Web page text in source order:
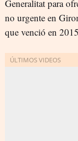
Generalitat para
no urgente en
que venció en